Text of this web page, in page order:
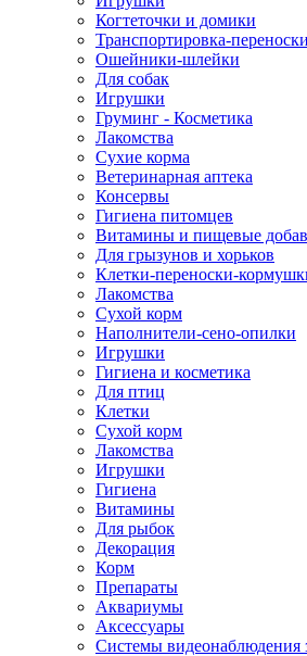
Когтеточки и домики
Транспортировка-переноски
Ошейники-шлейки
Для собак
Игрушки
Груминг - Косметика
Лакомства
Сухие корма
Ветеринарная аптека
Консервы
Гигиена питомцев
Витамины и пищевые
Для грызунов и хорьков
Клетки-переноски-
Лакомства
Сухой корм
Наполнители-сено-опилки
Игрушки
Гигиена и косметика
Для птиц
Клетки
Сухой корм
Лакомства
Игрушки
Гигиена
Витамины
Для рыбок
Декорация
Корм
Препараты
Аквариумы
Аксессуары
Cистемы